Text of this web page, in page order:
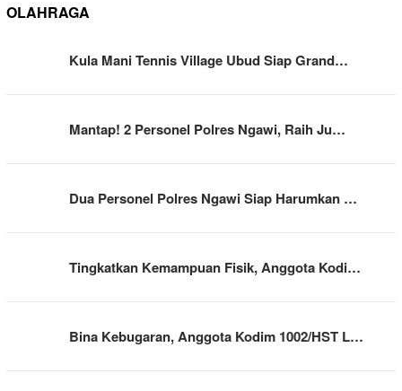
OLAHRAGA
Kula Mani Tennis Village Ubud Siap Grand…
Mantap! 2 Personel Polres Ngawi, Raih Ju…
Dua Personel Polres Ngawi Siap Harumkan …
Tingkatkan Kemampuan Fisik, Anggota Kodi…
Bina Kebugaran, Anggota Kodim 1002/HST L…